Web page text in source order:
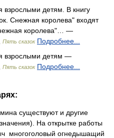
взрослыми детям. В книгу
Снежная королева" входят
королева"… —
Пять сказок Подробнее...
взрослыми детям —
Пять сказок Подробнее...
существуют и другие
На открытке работы
многоголовый огнедышащий